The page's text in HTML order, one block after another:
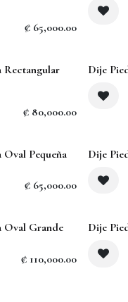
₡ 65,000.00
Rectangular
₡ 80,000.00
Sold
Dije
Pequeña
₡ 65,000.00
Dije
Oval Grande
₡ 110,000.00 Sold
Dije